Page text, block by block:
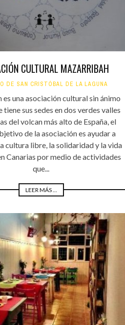
Música
Escénicas
CULTURAL MAZARRIBAH
DE SAN CRISTÓBAL DE LA LAGUNA
una asociación cultural sin ánimo
tiene sus sedes en dos verdes valles
del volcan más alto de España, el
de la asociación es ayudar a
cultura libre, la solidaridad y la vida
Canarias por medio de actividades
que...
LEER MÁS ...